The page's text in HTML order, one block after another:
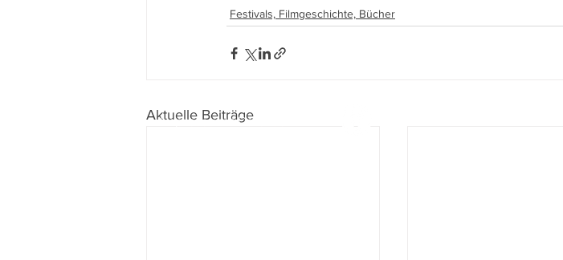
Festivals, Filmgeschichte, Bücher
Aktuelle Beiträge
Impressum IDatenschutz